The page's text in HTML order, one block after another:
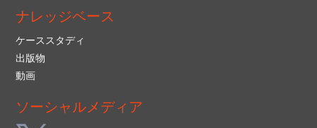
ナレッジベース
ケーススタディ
出版物
動画
ソーシャルメディア